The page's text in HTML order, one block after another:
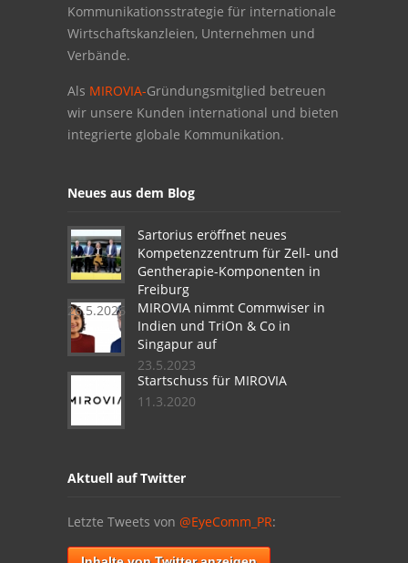
Kommunikationsstrategie für internationale
Wirtschaftskanzleien, Unternehmen und
Verbände.
Als MIROVIA-Gründungsmitglied betreuen
wir unsere Kunden international und bieten
integrierte globale Kommunikation.
Neues aus dem Blog
Sartorius eröffnet neues
Kompetenzzentrum für Zell- und
Gentherapie-Komponenten in
Freiburg
26.5.2026
MIROVIA nimmt Commwiser in
Indien und TriOn & Co in
Singapur auf
23.5.2023
Startschuss für MIROVIA
11.3.2020
Aktuell auf Twitter
Letzte Tweets von ‎ @EyeComm_PR: